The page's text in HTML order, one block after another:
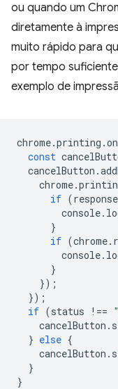
ou quando um
diretamente à
muito rápido para
por tempo
exemplo de
chrome.printing .
const
cancelButton .
chrome.
if (response
console.
}
if (chrome.
console.
}
});
});
if (status !==
cancelButton .
} else {
cancelButton .
}
}